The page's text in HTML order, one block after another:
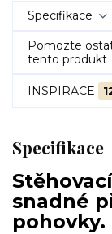
Specifikace
Pomozte
tento produkt
INSPIRACE
Specifikace
snadné